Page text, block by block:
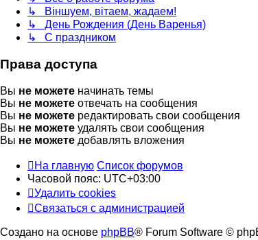
↳ Віншуем, вітаем, жадаем!
↳ День Рождения (День Варенья)
↳ С праздником
Права доступа
Вы не можете начинать темы
Вы не можете отвечать на сообщения
Вы не можете редактировать свои сообщения
Вы не можете удалять свои сообщения
Вы не можете добавлять вложения
На главную Список форумов
Часовой пояс: UTC+03:00
Удалить cookies
Связаться с администрацией
Создано на основе phpBB® Forum Software ©